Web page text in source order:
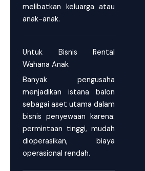
melibatkan keluarga atau
anak-anak.
Untuk Bisnis Rental
Wahana Anak
Banyak pengusaha
menjadikan istana balon
sebagai aset utama dalam
bisnis penyewaan karena:
permintaan tinggi, mudah
dioperasikan, biaya
operasional rendah.